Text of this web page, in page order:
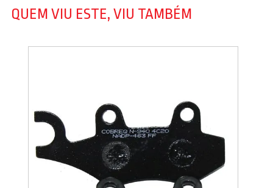
QUEM VIU ESTE, VIU TAMBÉM